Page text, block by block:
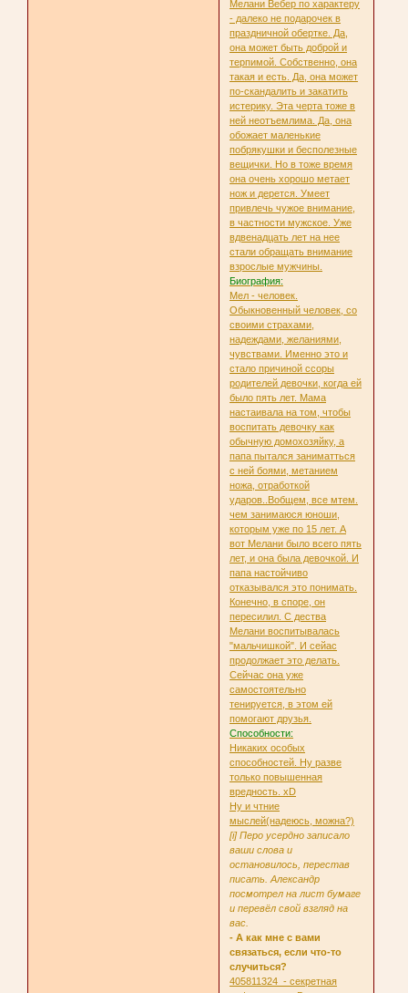
Мелани Вебер по характеру
- далеко не подарочек в
праздничной обертке. Да,
она может быть доброй и
терпимой. Собственно, она
такая и есть. Да, она может
по-скандалить и закатить
истерику. Эта черта тоже в
ней неотъемлима. Да, она
обожает маленькие
побрякушки и бесполезные
вещички. Но в тоже время
она очень хорошо метает
нож и дерется. Умеет
привлечь чужое внимание,
в частности мужское. Уже
вдвенадцать лет на нее
стали обращать внимание
взрослые мужчины.
Биография:
Мел - человек.
Обыкновенный человек, со
своими страхами,
надеждами, желаниями,
чувствами. Именно это и
стало причиной ссоры
родителей девочки, когда ей
было пять лет. Мама
настаивала на том, чтобы
воспитать девочку как
обычную домохозяйку, а
папа пытался заниматться
с ней боями, метанием
ножа, отработкой
ударов..Вобщем, все мтем.
чем занимаюся юноши,
которым уже по 15 лет. А
вот Мелани было всего пять
лет, и она была девочкой. И
папа настойчиво
отказывался это понимать.
Конечно, в споре, он
пересилил. С дества
Мелани воспитывалась
"мальчишкой". И сейас
продолжает это делать.
Сейчас она уже
самостоятельно
тенируется, в этом ей
помогают друзья.
Способности:
Никаких особых
способностей. Ну разве
только повышенная
вредность. xD
Ну и чтние
мыслей(надеюсь, можна?)
[i] Перо усердно записало
ваши слова и
остановилось, перестав
писать. Александр
посмотрел на лист бумаге
и перевёл свой взгляд на
вас.
- А как мне с вами
связаться, если что-то
случиться?
405811324 - секретная